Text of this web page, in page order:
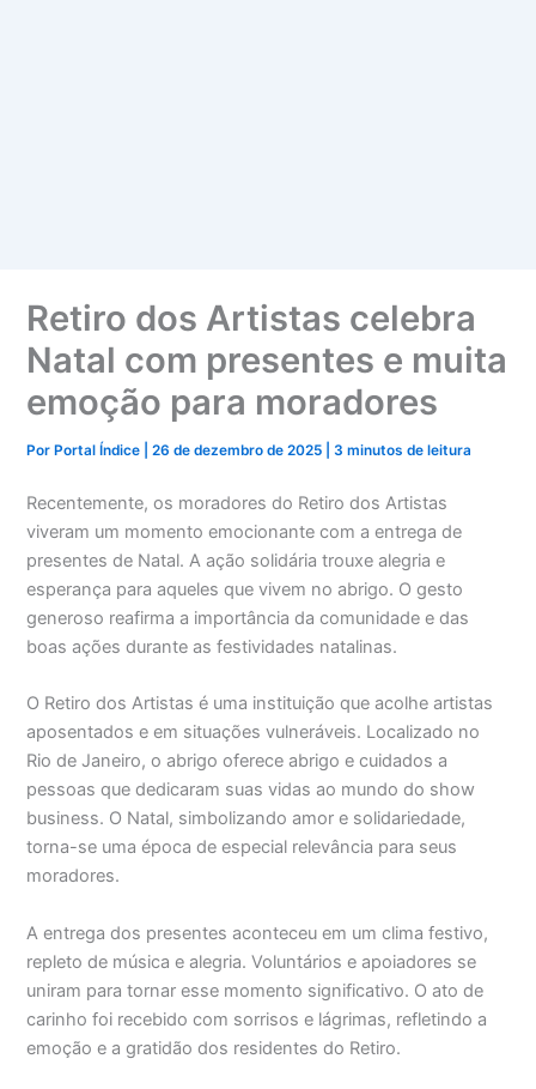
Retiro dos Artistas celebra
Natal com presentes e muita
emoção para moradores
PorPortal Índice |26 de dezembro de 2025 |3 minutos de leitura
Recentemente, os moradores do Retiro dos Artistas
viveram um momento emocionante com a entrega de
presentes de Natal. A ação solidária trouxe alegria e
esperança para aqueles que vivem no abrigo. O gesto
generoso reafirma a importância da comunidade e das
boas ações durante as festividades natalinas.
O Retiro dos Artistas é uma instituição que acolhe artistas
aposentados e em situações vulneráveis. Localizado no
Rio de Janeiro, o abrigo oferece abrigo e cuidados a
pessoas que dedicaram suas vidas ao mundo do show
business. O Natal, simbolizando amor e solidariedade,
torna-se uma época de especial relevância para seus
moradores.
A entrega dos presentes aconteceu em um clima festivo,
repleto de música e alegria. Voluntários e apoiadores se
uniram para tornar esse momento significativo. O ato de
carinho foi recebido com sorrisos e lágrimas, refletindo a
emoção e a gratidão dos residentes do Retiro.